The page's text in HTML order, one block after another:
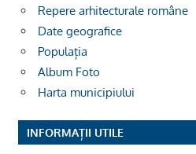
Repere arhitecturale române
Date geografice
Populația
Album Foto
Harta municipiului
INFORMAȚII UTILE